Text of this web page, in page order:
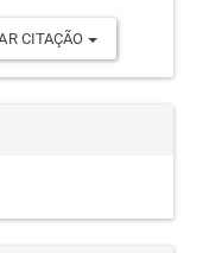
CITAÇÃO